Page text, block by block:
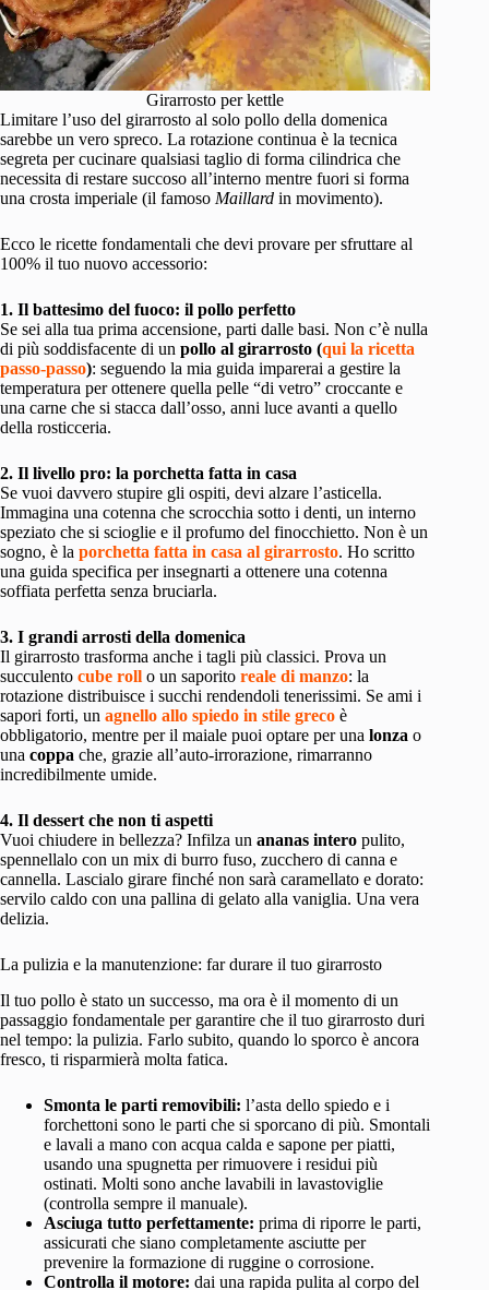
Girarrosto per kettle
Limitare l’uso del girarrosto al solo pollo della domenica
sarebbe un vero spreco. La rotazione continua è la tecnica
segreta per cucinare qualsiasi taglio di forma cilindrica che
necessita di restare succoso all’interno mentre fuori si forma
una crosta imperiale (il famoso Maillard in movimento).
Ecco le ricette fondamentali che devi provare per sfruttare al
100% il tuo nuovo accessorio:
1. Il battesimo del fuoco: il pollo perfetto
Se sei alla tua prima accensione, parti dalle basi. Non c’è nulla
di più soddisfacente di un pollo al girarrosto (qui la ricetta
passo-passo): seguendo la mia guida imparerai a gestire la
temperatura per ottenere quella pelle “di vetro” croccante e
una carne che si stacca dall’osso, anni luce avanti a quello
della rosticceria.
2. Il livello pro: la porchetta fatta in casa
Se vuoi davvero stupire gli ospiti, devi alzare l’asticella.
Immagina una cotenna che scrocchia sotto i denti, un interno
speziato che si scioglie e il profumo del finocchietto. Non è un
sogno, è la porchetta fatta in casa al girarrosto. Ho scritto
una guida specifica per insegnarti a ottenere una cotenna
soffiata perfetta senza bruciarla.
3. I grandi arrosti della domenica
Il girarrosto trasforma anche i tagli più classici. Prova un
succulento cube roll o un saporito reale di manzo: la
rotazione distribuisce i succhi rendendoli tenerissimi. Se ami i
sapori forti, un agnello allo spiedo in stile greco è
obbligatorio, mentre per il maiale puoi optare per una lonza o
una coppa che, grazie all’auto-irrorazione, rimarranno
incredibilmente umide.
4. Il dessert che non ti aspetti
Vuoi chiudere in bellezza? Infilza un ananas intero pulito,
spennellalo con un mix di burro fuso, zucchero di canna e
cannella. Lascialo girare finché non sarà caramellato e dorato:
servilo caldo con una pallina di gelato alla vaniglia. Una vera
delizia.
La pulizia e la manutenzione: far durare il tuo girarrosto
Il tuo pollo è stato un successo, ma ora è il momento di un
passaggio fondamentale per garantire che il tuo girarrosto duri
nel tempo: la pulizia. Farlo subito, quando lo sporco è ancora
fresco, ti risparmierà molta fatica.
Smonta le parti removibili: l’asta dello spiedo e i
forchettoni sono le parti che si sporcano di più. Smontali
e lavali a mano con acqua calda e sapone per piatti,
usando una spugnetta per rimuovere i residui più
ostinati. Molti sono anche lavabili in lavastoviglie
(controlla sempre il manuale).
Asciuga tutto perfettamente: prima di riporre le parti,
assicurati che siano completamente asciutte per
prevenire la formazione di ruggine o corrosione.
Controlla il motore: dai una rapida pulita al corpo del